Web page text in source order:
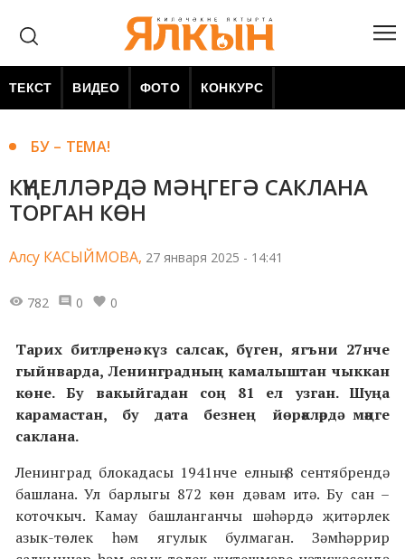
ТЕКСТ ВИДЕО ФОТО КОНКУРС
БУ – ТЕМА!
КҮҢЕЛЛӘРДӘ МӘҢГЕГӘ САКЛАНА
ТОРГАН КӨН
Алсу КАСЫЙМОВА, 27 января 2025 - 14:41
782 0 0
Тарих битләренә күз салсак, бүген, ягъни 27нче
гыйнварда, Ленинградның камалыштан чыккан
көне. Бу вакыйгадан соң 81 ел узган. Шуңа
карамастан, бу дата безнең йөрәкләрдә мәңге
саклана.
Ленинград блокадасы 1941нче елның 8 сентябрендә
башлана. Ул барлыгы 872 көн дәвам итә. Бу сан –
коточкыч. Камау башланганчы шәһәрдә җитәрлек
азык-төлек һәм ягулык булмаган. Зәмһәррир